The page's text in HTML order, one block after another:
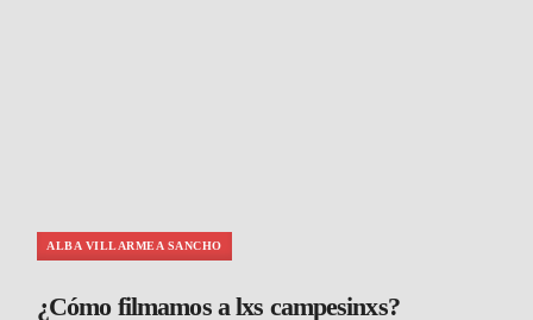
ALBA VILLARMEA SANCHO
¿Cómo filmamos a lxs campesinxs?